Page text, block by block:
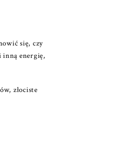
się, czy
inną energię,
złociste